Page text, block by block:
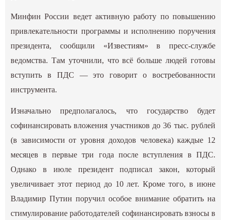
Минфин России ведет активную работу по повышению
привлекательности программы и исполнению поручения
президента, сообщили «Известиям» в пресс-службе
ведомства. Там уточнили, что всё больше людей готовы
вступить в ПДС — это говорит о востребованности
инструмента.
Изначально предполагалось, что государство будет
софинансировать вложения участников до 36 тыс. рублей
(в зависимости от уровня доходов человека) каждые 12
месяцев в первые три года после вступления в ПДС.
Однако в июле президент подписал закон, который
увеличивает этот период до 10 лет. Кроме того, в июне
Владимир Путин поручил особое внимание обратить на
стимулирование работодателей софинансировать взносы в